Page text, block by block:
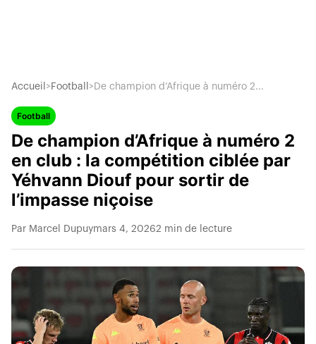
Accueil > Football > De champion d’Afrique à numéro 2...
Football
De champion d’Afrique à numéro 2
en club : la compétition ciblée par
Yéhvann Diouf pour sortir de
l’impasse niçoise
Par Marcel Dupuymars 4, 20262 min de lecture